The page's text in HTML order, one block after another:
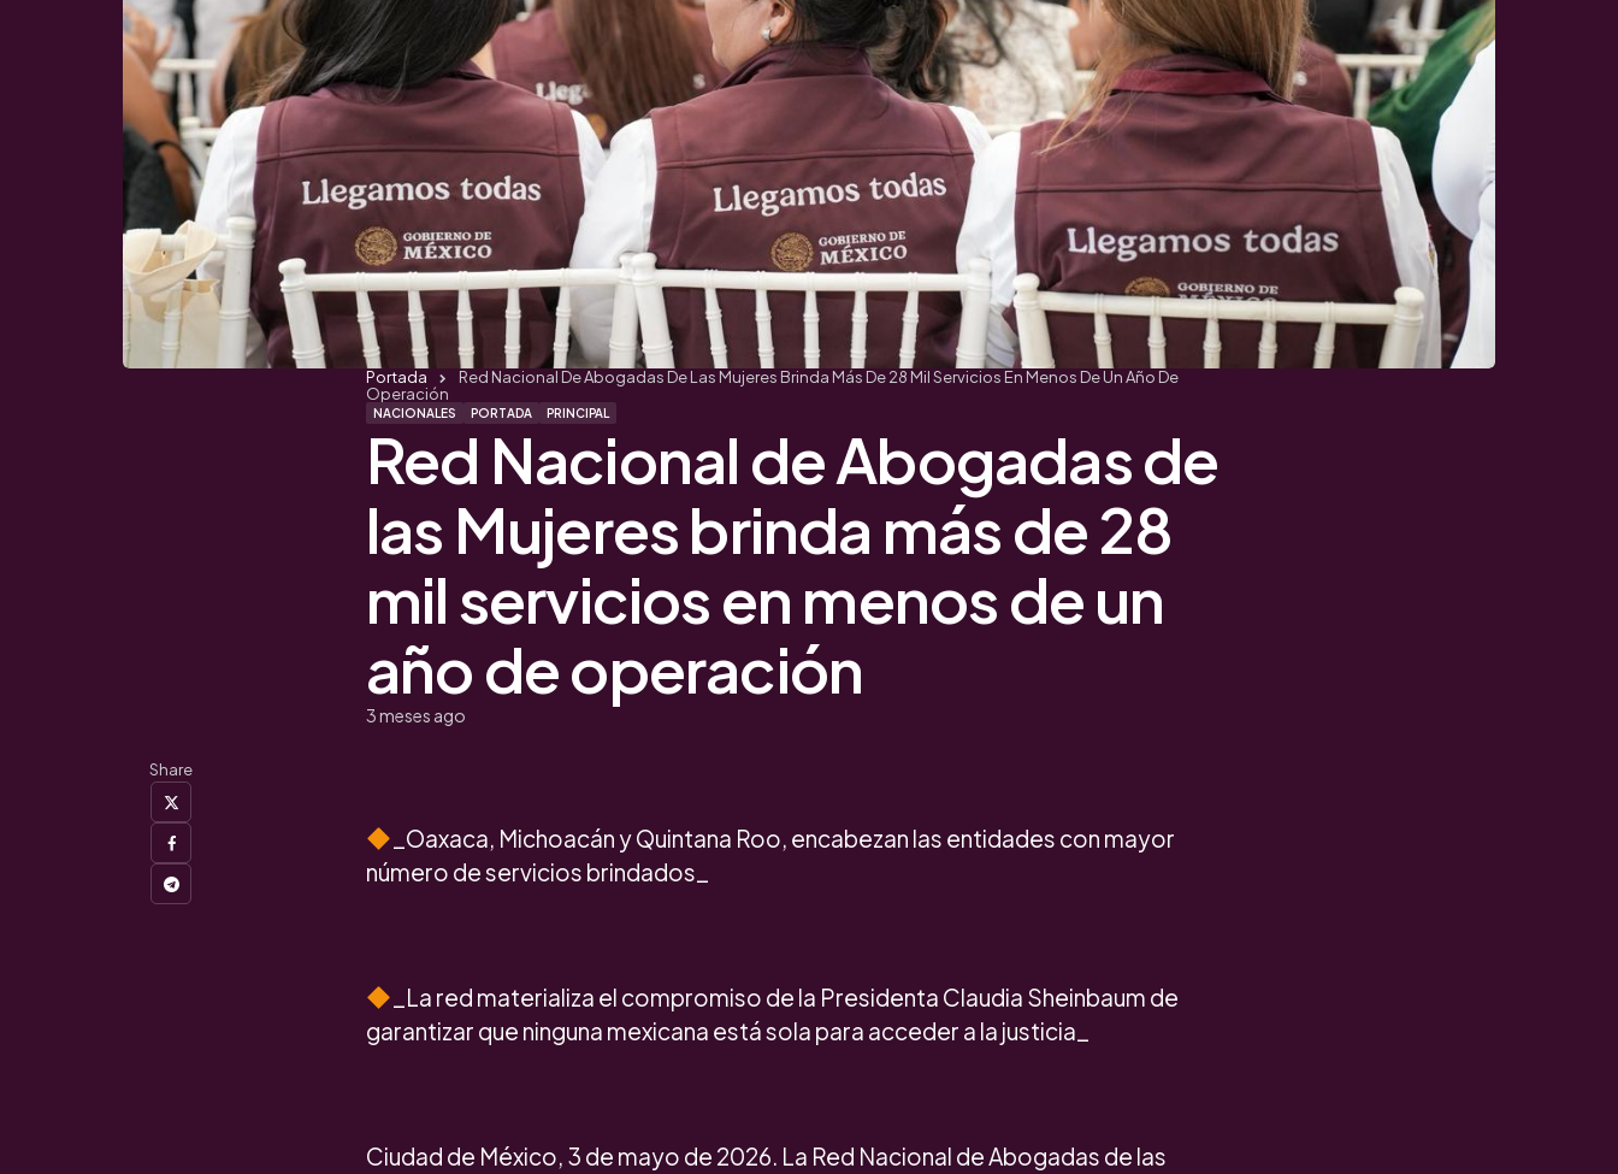
NACIONALES PORTADA PRINCIPAL
Red Nacional de Abogadas de
las Mujeres brinda más de 28
mil servicios en menos de un
año de operación
3 meses ago
Portada
Red Nacional De Abogadas De Las Mujeres Brinda Más De 28 Mil Servicios En Menos De Un Año De
Operación
Share
_Oaxaca, Michoacán y Quintana Roo, encabezan las entidades con mayor
número de servicios brindados_
_La red materializa el compromiso de la Presidenta Claudia Sheinbaum de
garantizar que ninguna mexicana está sola para acceder a la justicia_
Ciudad de México, 3 de mayo de 2026. La Red Nacional de Abogadas de las